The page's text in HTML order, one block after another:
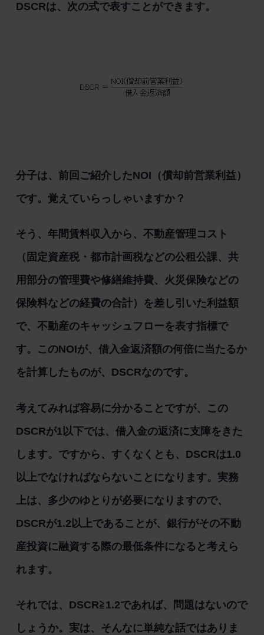
DSCRは、次の式で表すことができます。
分子は、前回ご紹介したNOI（償却前営業利益）
です。覚えていらっしゃいますか？
そう、年間賃料収入から、不動産管理コスト
（固定資産税・都市計画税などの公租公課、共
用部分の管理費や修繕維持費、火災保険などの
保険料などの経費の合計）を差し引いた利益額
で、不動産のキャッシュフローを表す指標で
す。このNOIが、借入金返済額の何倍に当たるか
を計算したものが、DSCRなのです。
考えてみれば容易に分かることですが、この
DSCRが1以下では、借入金の返済に支障をきた
します。ですから、すくなくとも、DSCRは1.0
以上でなければならないことになります。実務
上は、多少のゆとりが必要になりますので、
DSCRが1.2以上であることが、銀行がその不動
産投資に融資する際の最低条件になると考えら
れます。
それでは、DSCR≧1.2であれば、問題はないので
しょうか。実は、そんなに単純な話ではありま